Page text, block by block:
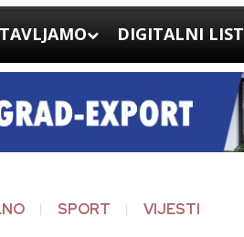
DIGITALNI LIST
SPORT VIJESTI